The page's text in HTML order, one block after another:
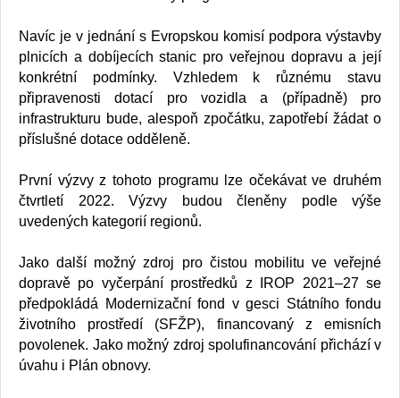
Navíc je v jednání s Evropskou komisí podpora výstavby
plnicích a dobíjecích stanic pro veřejnou dopravu a její
konkrétní podmínky. Vzhledem k různému stavu
připravenosti dotací pro vozidla a (případně) pro
infrastrukturu bude, alespoň zpočátku, zapotřebí žádat o
příslušné dotace odděleně.
První výzvy z tohoto programu lze očekávat ve druhém
čtvrtletí 2022. Výzvy budou členěny podle výše
uvedených kategorií regionů.
Jako další možný zdroj pro čistou mobilitu ve veřejné
dopravě po vyčerpání prostředků z IROP 2021–27 se
předpokládá Modernizační fond v gesci Státního fondu
životního prostředí (SFŽP), financovaný z emisních
povolenek. Jako možný zdroj spolufinancování přichází v
úvahu i Plán obnovy.